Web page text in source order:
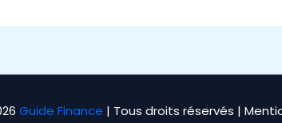
Guide Finance | Tous droits réservés |